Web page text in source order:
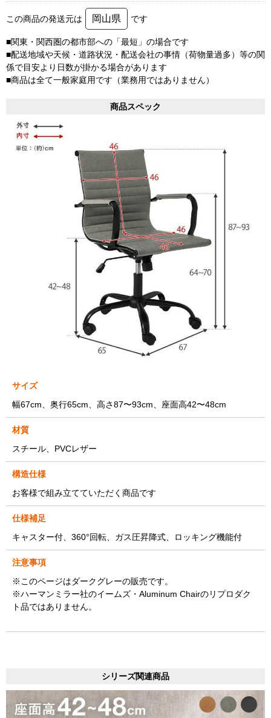
この商品の発送元は 岡山県 です
■関東・関西圏の都市部への「最短」の場合です
■配送地域や天候・道路状況・配送会社の事情（荷物量過多）等の関
係で目安より日数が掛かる場合があります
■商品は全て一般家庭用です（業務用ではありません）
商品スペック
サイズ
幅67cm、奥行65cm、高さ87〜93cm、座面高42〜48cm
材質
スチール、PVCレザー
構造仕様
お客様で組み立てていただく商品です
仕様補足
キャスター付、360°回転、ガス圧昇降式、ロッキング機能付
注意事項
※このページはダークグレーの販売です。
※ハーマンミラー社のイームズ・Aluminum Chairのリプロダク
ト品ではありません。
シリーズ関連商品